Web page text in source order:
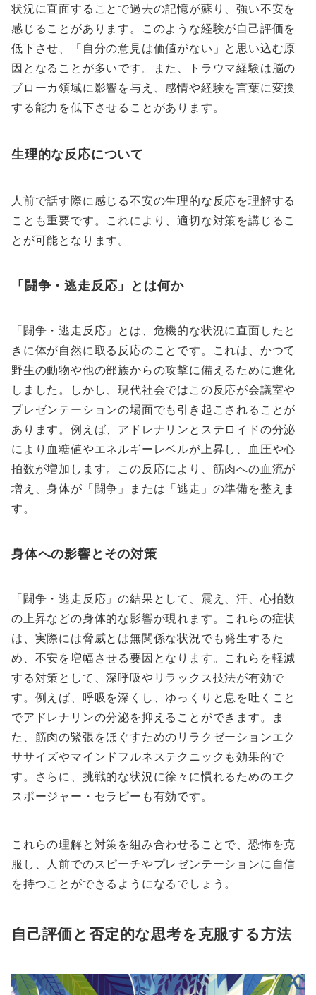
状況に直面することで過去の記憶が蘇り、強い不安を
感じることがあります。このような経験が自己評価を
低下させ、「自分の意見は価値がない」と思い込む原
因となることが多いです。また、トラウマ経験は脳の
ブローカ領域に影響を与え、感情や経験を言葉に変換
する能力を低下させることがあります。
生理的な反応について
人前で話す際に感じる不安の生理的な反応を理解する
ことも重要です。これにより、適切な対策を講じるこ
とが可能となります。
「闘争・逃走反応」とは何か
「闘争・逃走反応」とは、危機的な状況に直面したと
きに体が自然に取る反応のことです。これは、かつて
野生の動物や他の部族からの攻撃に備えるために進化
しました。しかし、現代社会ではこの反応が会議室や
プレゼンテーションの場面でも引き起こされることが
あります。例えば、アドレナリンとステロイドの分泌
により血糖値やエネルギーレベルが上昇し、血圧や心
拍数が増加します。この反応により、筋肉への血流が
増え、身体が「闘争」または「逃走」の準備を整えま
す。
身体への影響とその対策
「闘争・逃走反応」の結果として、震え、汗、心拍数
の上昇などの身体的な影響が現れます。これらの症状
は、実際には脅威とは無関係な状況でも発生するた
め、不安を増幅させる要因となります。これらを軽減
する対策として、深呼吸やリラックス技法が有効で
す。例えば、呼吸を深くし、ゆっくりと息を吐くこと
でアドレナリンの分泌を抑えることができます。ま
た、筋肉の緊張をほぐすためのリラクゼーションエク
ササイズやマインドフルネステクニックも効果的で
す。さらに、挑戦的な状況に徐々に慣れるためのエク
スポージャー・セラピーも有効です。
これらの理解と対策を組み合わせることで、恐怖を克
服し、人前でのスピーチやプレゼンテーションに自信
を持つことができるようになるでしょう。
自己評価と否定的な思考を克服する方法